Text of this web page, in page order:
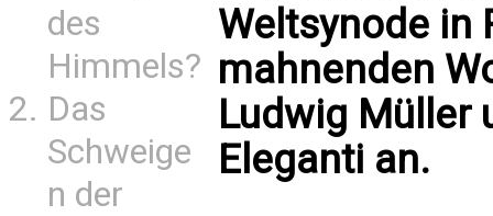
des
Himmels?
Das
Schweige
n der
Weltsynode in
mahnenden
Ludwig Müller
Eleganti an.